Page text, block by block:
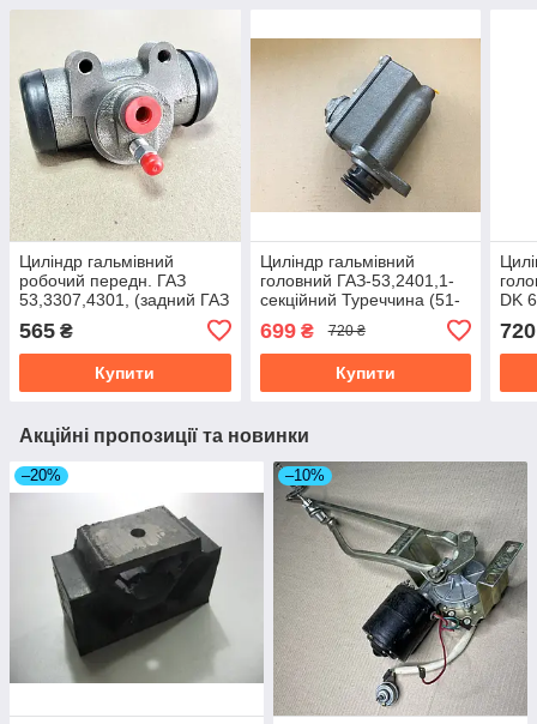
Циліндр гальмівний
робочий передн. ГАЗ
53,3307,4301, (задний ГАЗ
565 ₴
Купити
Циліндр гальмівний
головний ГАЗ-53,2401,1-
секційний Туреччина (51-
3505211) 51-3505010-01
699₴ 720 ₴
Купити
DK
720
Акційні пропозиції та новинки
–20% –10%